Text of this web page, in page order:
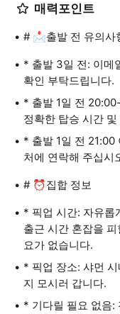
매력포인트
# 📩출발 전 유의사
* 출발 3일 전: 이메
확인 부탁드립니다.
* 출발 1일 전
정확한 탑승 시간
* 출발 1일 전 21:00
처에 연락해 주십시
# ⏰집합 정보
* 픽업 시간: 자유
출근 시간 혼잡을
요가 없습니다.
* 픽업 장소: 샤먼
지 모시러 갑니다.
* 기다릴 필요 없음: